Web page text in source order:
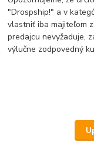
"Drospship!" a v
vlastniť iba majiteľom
predajcu nevyžaduje,
výlučne zodpovedný